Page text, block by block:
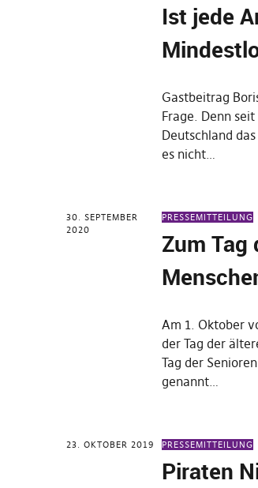
Ist jede
Gastbeitrag
Frage. Denn
Deutschland
es nicht…
30. SEPTEMBER
2020
PRESSEMITTEILUNG
Zum Tag
Am 1. Oktober
der Tag der
Tag der
genannt…
23. OKTOBER 2019 PRESSEMITTEILUNG
Piraten